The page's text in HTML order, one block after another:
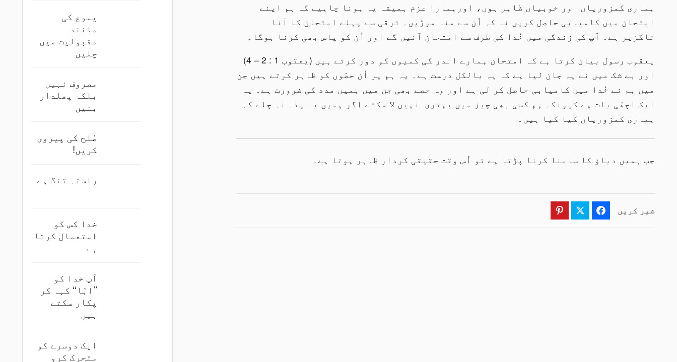
ہماری کمزوریاں اور خوبیاں ظاہر ہوں، اورہمارا عزم ہمیشہ یہ ہونا چاہیے کہ ہم اپنے
امتحان میں کامیابی حاصل کریں نہ کہ اُن سے منہ موڑیں۔ ترقی سے پہلے امتحان کا آنا
ناگزیر ہے۔ آپ کی زندگی میں خُدا کی طرف سے امتحان آئیں گے اور اُن کو پاس بھی کرنا ہوگا۔
یعقوب رسول بیان کرتا ہے کہ امتحان ہمارے اندر کی کمیوں کو دور کرتے ہیں (یعقوب 1 : 2 – 4)
اور بے شک میں نے یہ جان لیا ہے کہ یہ بالکل درست ہے۔ یہ ہم پر اُن حصّوں کو ظاہر کرتے ہیں جن
میں ہم نے خُدا میں کامیابی حاصل کر لی ہے اور وہ حصے بھی جن میں ہمیں مدد کی ضرورت ہے۔ یہ
ایک اچھّی بات ہے کیونکہ ہم کسی بھی چیز میں بہتری نہیں لا سکتے اگر ہمیں یہ پتہ نہ چلے کہ
ہماری کمزوریاں کیا کیا ہیں۔
جب ہمیں دباؤ کا سامنا کرنا پڑتا ہے تو اُس وقت حقیقی کردار ظاہر ہوتا ہے۔
شیر کریں Facebook
Twitter
یسوع کی
مانند
مقبولیت میں
چلیں
مصروف نہیں
بلکہ پھلدار
بنیں
صُلح کی پیروی
کریں!
راستہ تنگ ہے
خدا کس کو
استعمال کرتا
ہے
آپ خدا کو
’’ابّا‘‘ کہہ کر
پکار سکتے
ہیں
ایک دوسرے کو
متحرک کرو